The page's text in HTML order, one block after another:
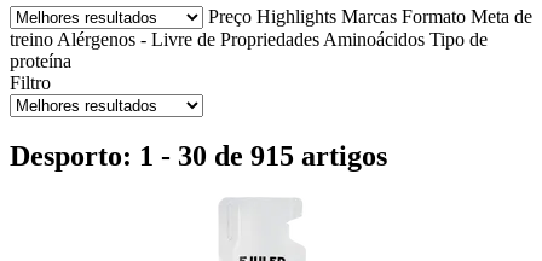
Preço Highlights Marcas Formato Meta de
treino Alérgenos - Livre de Propriedades Aminoácidos Tipo de
proteína
Filtro
Desporto: 1 - 30 de 915 artigos